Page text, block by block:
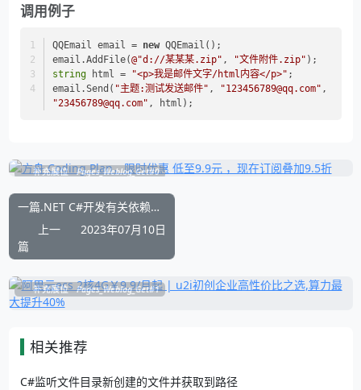
调用例子
QQEmail email = new QQEmail();
email.AddFile(@"d://某某某.zip" , "文件附件.zip" );
string html = "<p>我是邮件文字/html内容</p>" ;
email.Send( "主题:测试发送邮件" , "123456789@qq.com"
"23456789@qq.com" , html);
补充展位 Pages_Weblog_Get#0
一篇.NET C#开发有关依赖注入的 入门级编程代码实例
上一
篇
2023年07月10日
补充展位 Pages_Weblog_Get#1
相关推荐
C#监听文件目录新创建的文件并获取到路径